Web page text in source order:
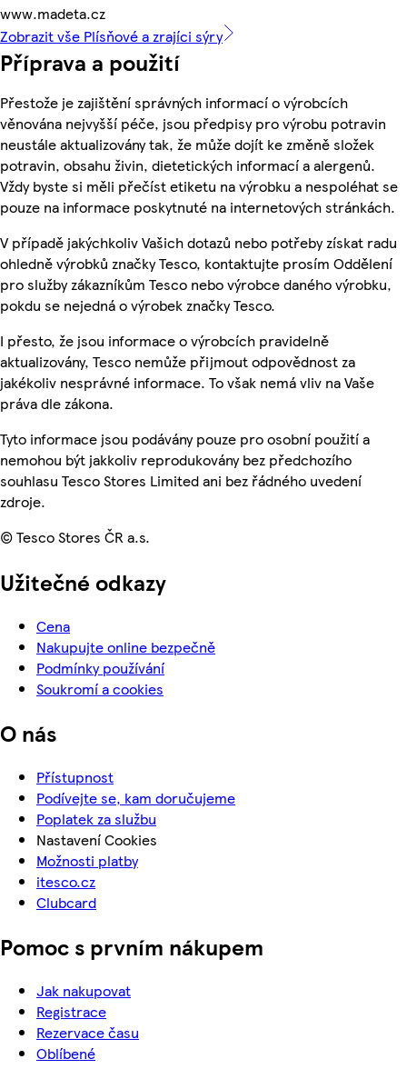
www.madeta.cz
Zobrazit vše Plísňové a zrajíci sýry
Příprava a použití
Přestože je zajištění správných informací o výrobcích
věnována nejvyšší péče, jsou předpisy pro výrobu potravin
neustále aktualizovány tak, že může dojít ke změně složek
potravin, obsahu živin, dietetických informací a alergenů.
Vždy byste si měli přečíst etiketu na výrobku a nespoléhat se
pouze na informace poskytnuté na internetových stránkách.
V případě jakýchkoliv Vašich dotazů nebo potřeby získat radu
ohledně výrobků značky Tesco, kontaktujte prosím Oddělení
pro služby zákazníkům Tesco nebo výrobce daného výrobku,
pokdu se nejedná o výrobek značky Tesco.
I přesto, že jsou informace o výrobcích pravidelně
aktualizovány, Tesco nemůže přijmout odpovědnost za
jakékoliv nesprávné informace. To však nemá vliv na Vaše
práva dle zákona.
Tyto informace jsou podávány pouze pro osobní použití a
nemohou být jakkoliv reprodukovány bez předchozího
souhlasu Tesco Stores Limited ani bez řádného uvedení
zdroje.
© Tesco Stores ČR a.s.
Užitečné odkazy
Cena
Nakupujte online bezpečně
Podmínky používání
Soukromí a cookies
O nás
Přístupnost
Podívejte se, kam doručujeme
Poplatek za službu
Nastavení Cookies
Možnosti platby
itesco.cz
Clubcard
Pomoc s prvním nákupem
Jak nakupovat
Registrace
Rezervace času
Oblíbené